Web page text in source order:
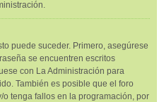
puede suceder. Primero, asegúrese
se encuentren escritos
con La Administración para
También es posible que el foro
tenga fallos en la programación, por